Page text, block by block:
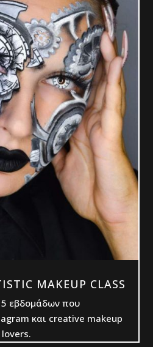
MAKEUP CLASS
5 εβδομάδων που
και creative makeup
lovers.